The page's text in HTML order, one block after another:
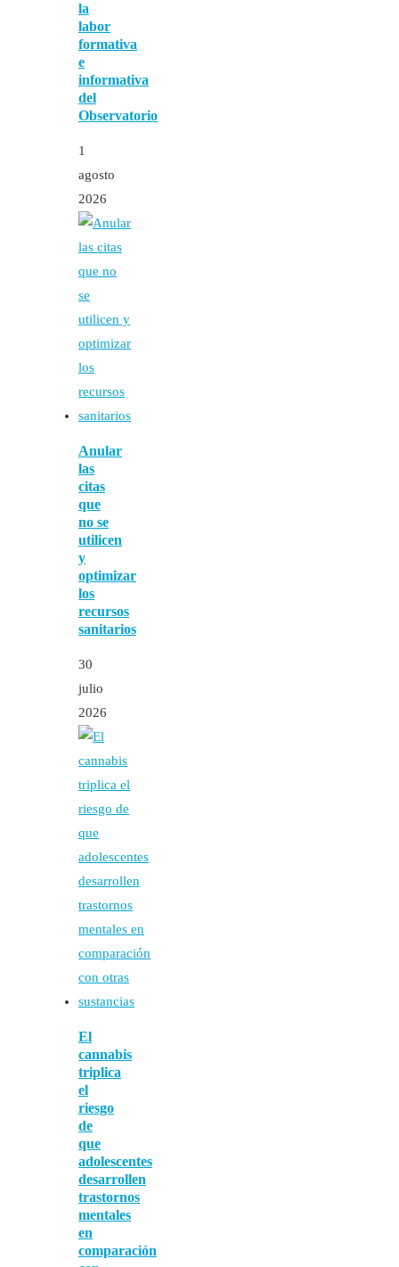
la
labor
formativa
e
informativa
del
Observatorio
1
agosto
2026
Anular
las
citas
que
no se
utilicen
y
optimizar
los
recursos
sanitarios
30
julio
2026
El
cannabis
triplica
el
riesgo
de
que
adolescentes
desarrollen
trastornos
mentales
en
comparación